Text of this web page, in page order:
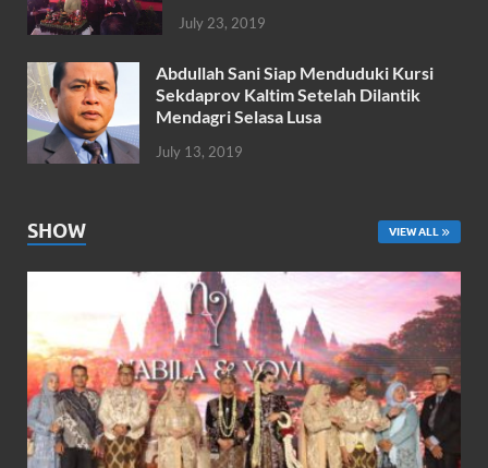
July 23, 2019
Abdullah Sani Siap Menduduki Kursi
Sekdaprov Kaltim Setelah Dilantik
Mendagri Selasa Lusa
July 13, 2019
SHOW VIEW ALL